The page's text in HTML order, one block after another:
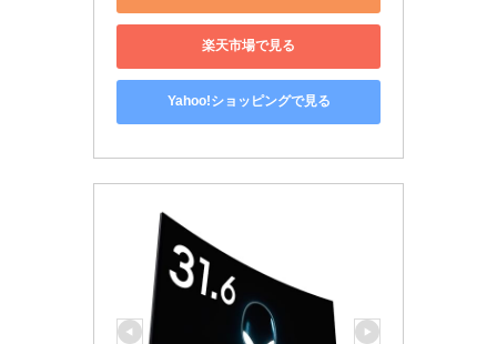
楽天市場で見る
Yahoo!ショッピングで見る